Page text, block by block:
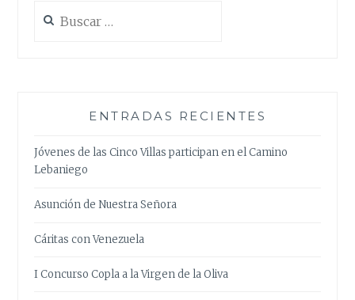
ENTRADAS RECIENTES
Jóvenes de las Cinco Villas participan en el Camino
Lebaniego
Asunción de Nuestra Señora
Cáritas con Venezuela
I Concurso Copla a la Virgen de la Oliva